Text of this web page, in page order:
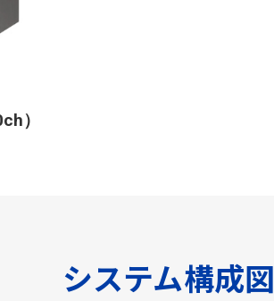
）
システム構成図